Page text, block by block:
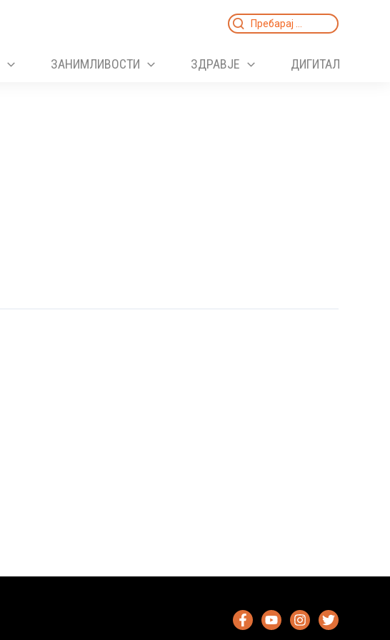
Search
ЗАНИМЛИВОСТИ ЗДРАВЈЕ ДИГИТАЛ